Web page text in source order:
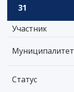
31
Участник
Муниципалитет
Статус